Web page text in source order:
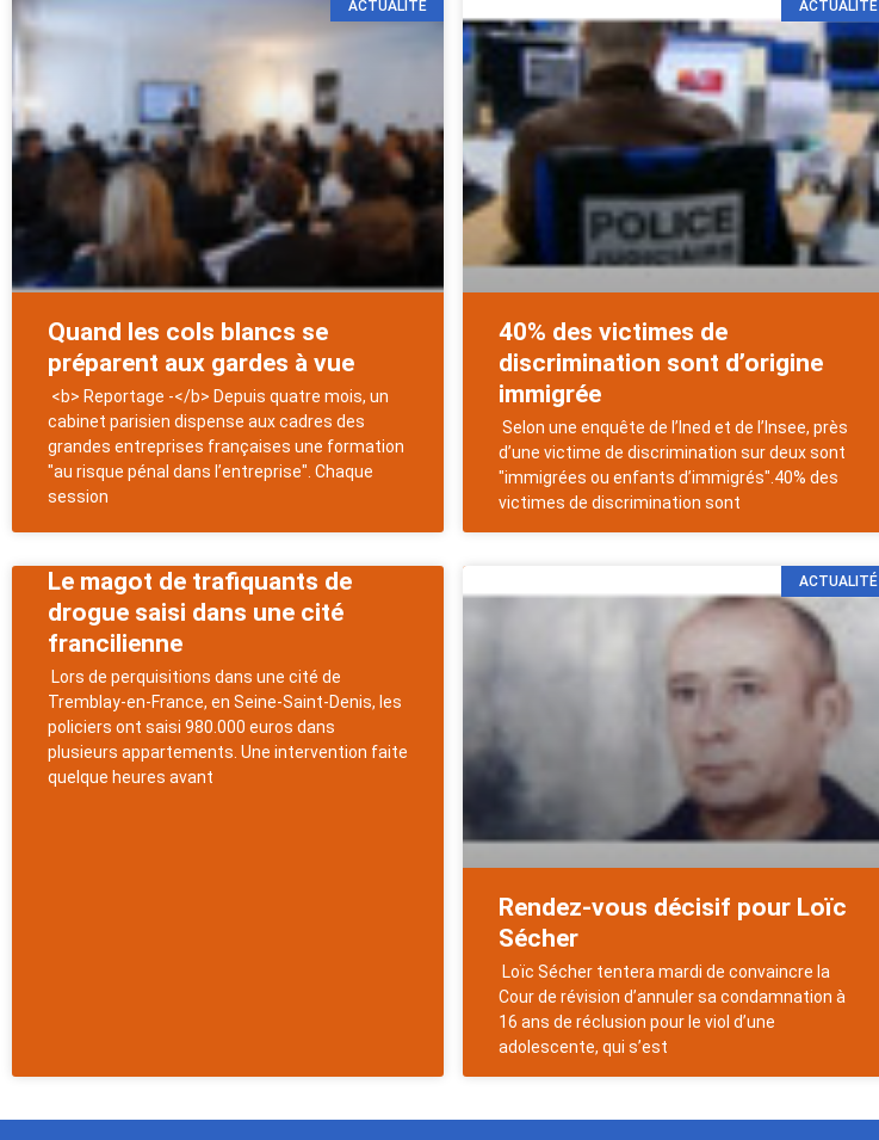
ACTUALITÉ
Quand les cols blancs se
préparent aux gardes à vue
<b> Reportage -</b> Depuis quatre mois, un
cabinet parisien dispense aux cadres des
grandes entreprises françaises une formation
"au risque pénal dans l’entreprise". Chaque
session
ACTUALITÉ
40% des victimes de
discrimination sont d’origine
immigrée
Selon une enquête de l’Ined et de l’Insee, près
d’une victime de discrimination sur deux sont
"immigrées ou enfants d’immigrés".40% des
victimes de discrimination sont
Le magot de trafiquants de
drogue saisi dans une cité
francilienne
Lors de perquisitions dans une cité de
Tremblay-en-France, en Seine-Saint-Denis, les
policiers ont saisi 980.000 euros dans
plusieurs appartements. Une intervention faite
quelque heures avant
ACTUALITÉ
Rendez-vous décisif pour Loïc
Sécher
Loïc Sécher tentera mardi de convaincre la
Cour de révision d’annuler sa condamnation à
16 ans de réclusion pour le viol d’une
adolescente, qui s’est